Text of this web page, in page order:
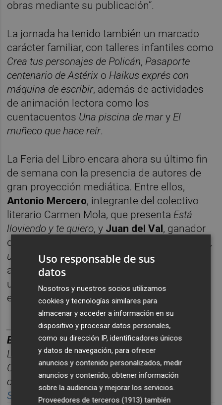
obras mediante su publicación”.
La jornada ha tenido también un marcado
carácter familiar, con talleres infantiles como
Crea tus personajes de Policán, Pasaporte
centenario de Astérix o Haikus exprés con
máquina de escribir, además de actividades
de animación lectora como los
cuentacuentos Una piscina de mary El
muñeco que hace reír.
La Feria del Libro encara ahora su último fin
de semana con la presencia de autores de
gran proyección mediática. Entre ellos,
Antonio Mercero, integrante del colectivo
literario Carmen Mola, que presenta Está
lloviendo y te quiero, y Juan del Val, ganador
del Premio Planeta 2025, con su novela
Vera,
una historia de amor. Se prevé que ambos
atraigan a numerosos lectores y generen
una elevada afluencia en las firmas de
ejemplares.
________
BOLET ÍN TITULARES CASTELLÓN PLAZA.
Las noticias más relevantes del día en
Castellón, reunidas cada mañana en un solo
correo para empezar el día informado.
Suscríbete gratis al boletín aquí.
Uso responsable de sus
datos
Nosotros y nuestros socios utilizamos
cookies y tecnologías similares para
almacenar y acceder a información en su
dispositivo y procesar datos personales,
como su dirección IP, identificadores únicos
y datos de navegación, para ofrecer
anuncios y contenido personalizados, medir
anuncios y contenido, obtener información
sobre la audiencia y mejorar los servicios.
Proveedores de terceros (1913) también